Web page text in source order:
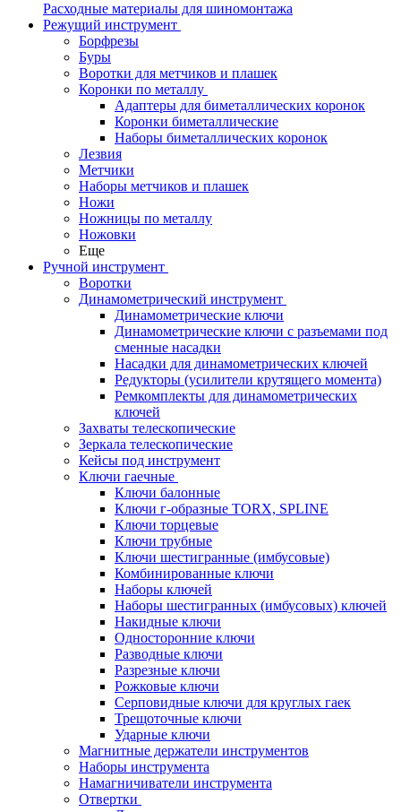
Расходные материалы для шиномонтажа
Режущий инструмент
Борфрезы
Буры
Воротки для метчиков и плашек
Коронки по металлу
Адаптеры для биметаллических коронок
Коронки биметаллические
Наборы биметаллических коронок
Лезвия
Метчики
Наборы метчиков и плашек
Ножи
Ножницы по металлу
Ножовки
Еще
Ручной инструмент
Воротки
Динамометрический инструмент
Динамометрические ключи
Динамометрические ключи с разъемами под
сменные насадки
Насадки для динамометрических ключей
Редукторы (усилители крутящего момента)
Ремкомплекты для динамометрических
ключей
Захваты телескопические
Зеркала телескопические
Кейсы под инструмент
Ключи гаечные
Ключи балонные
Ключи г-образные TORX, SPLINE
Ключи торцевые
Ключи трубные
Ключи шестигранные (имбусовые)
Комбинированные ключи
Наборы ключей
Наборы шестигранных (имбусовых) ключей
Накидные ключи
Односторонние ключи
Разводные ключи
Разрезные ключи
Рожковые ключи
Серповидные ключи для круглых гаек
Трещоточные ключи
Ударные ключи
Магнитные держатели инструментов
Наборы инструмента
Намагничиватели инструмента
Отвертки